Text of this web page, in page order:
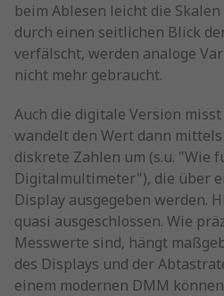
beim Ablesen leicht die
durch einen seitlichen Blick
verfälscht, werden analoge
nicht mehr gebraucht.
Auch die digitale Version
wandelt den Wert dann
diskrete Zahlen um (s.u. "Wie
Digitalmultimeter"), die über
Display ausgegeben werden.
quasi ausgeschlossen. Wie
Messwerte sind, hängt
des Displays und der
einem modernen DMM